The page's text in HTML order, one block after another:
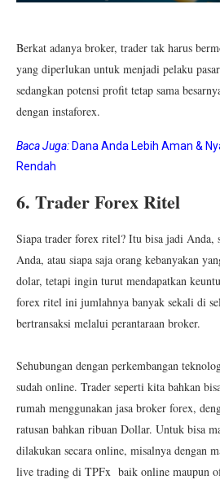
Berkat adanya broker, trader tak harus
yang diperlukan untuk menjadi pelaku
sedangkan potensi profit tetap sama
dengan instaforex.
Baca Juga: Dana Anda Lebih Aman &
Rendah
6. Trader Forex Ritel
Siapa trader forex ritel? Itu bisa jadi Anda,
Anda, atau siapa saja orang kebanyakan
dolar, tetapi ingin turut mendapatkan
forex ritel ini jumlahnya banyak sekali di
bertransaksi melalui perantaraan broker.
Sehubungan dengan perkembangan
sudah online. Trader seperti kita bahkan
rumah menggunakan jasa broker forex,
ratusan bahkan ribuan Dollar. Untuk bisa
dilakukan secara online, misalnya dengan
live trading di TPFx baik online maupun